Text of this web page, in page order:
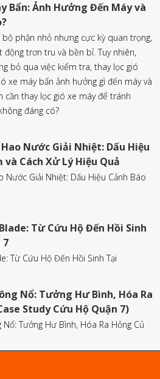
Bẩn: Ảnh Hưởng Đến Máy và
bộ phận nhỏ nhưng cực kỳ quan trọng,
động trơn tru và bền bỉ. Tuy nhiên,
bỏ qua việc kiểm tra, thay lọc gió
xe máy bẩn ảnh hưởng gì đến máy và
cần thay lọc gió xe máy để tránh
đáng có?
Nước Giải Nhiệt: Dấu Hiệu
và Cách Xử Lý Hiệu Quả
Nước Giải Nhiệt: Dấu Hiệu Cảnh Báo
Từ Cứu Hộ Đến Hồi Sinh
7
Từ Cứu Hộ Đến Hồi Sinh Tại
Nổ: Tưởng Hư Bình, Hóa Ra
Study Cứu Hộ Quận 7)
Tưởng Hư Bình, Hóa Ra Hỏng Củ